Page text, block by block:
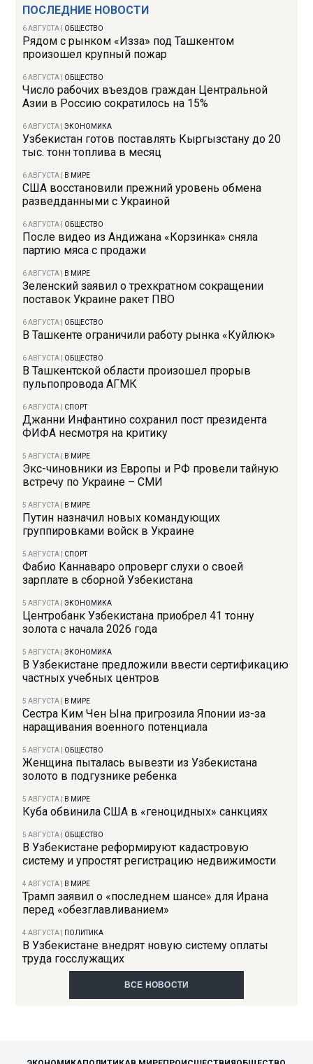
ПОСЛЕДНИЕ НОВОСТИ
6 АВГУСТА ОБЩЕСТВО
Рядом с рынком «Изза» под Ташкентом
произошел крупный пожар
6 АВГУСТА ОБЩЕСТВО
Число рабочих въездов граждан Центральной
Азии в Россию сократилось на 15%
6 АВГУСТА |ЭКОНОМИКА
Узбекистан готов поставлять Кыргызстану до 20
тыс. тонн топлива в месяц
6 АВГУСТА В МИРЕ
США восстановили прежний уровень обмена
разведданными с Украиной
6 АВГУСТА ОБЩЕСТВО
После видео из Андижана «Корзинка» сняла
партию мяса с продажи
6 АВГУСТА В МИРЕ
Зеленский заявил о трехкратном сокращении
поставок Украине ракет ПВО
6 АВГУСТА ОБЩЕСТВО
В Ташкенте ограничили работу рынка «Куйлюк»
6 АВГУСТА ОБЩЕСТВО
В Ташкентской области произошел прорыв
пульпопровода АГМК
6 АВГУСТА СПОРТ
Джанни Инфантино сохранил пост президента
ФИФА несмотря на критику
5 АВГУСТА В МИРЕ
Экс-чиновники из Европы и РФ провели тайную
встречу по Украине – СМИ
5 АВГУСТА В МИРЕ
Путин назначил новых командующих
группировками войск в Украине
5 АВГУСТА СПОРТ
Фабио Каннаваро опроверг слухи о своей
зарплате в сборной Узбекистана
5 АВГУСТА |ЭКОНОМИКА
Центробанк Узбекистана приобрел 41 тонну
золота с начала 2026 года
5 АВГУСТА |ЭКОНОМИКА
В Узбекистане предложили ввести сертификацию
частных учебных центров
5 АВГУСТА В МИРЕ
Сестра Ким Чен Ына пригрозила Японии из-за
наращивания военного потенциала
5 АВГУСТА ОБЩЕСТВО
Женщина пыталась вывезти из Узбекистана
золото в подгузнике ребенка
5 АВГУСТА В МИРЕ
Куба обвинила США в «геноцидных» санкциях
5 АВГУСТА ОБЩЕСТВО
В Узбекистане реформируют кадастровую
систему и упростят регистрацию недвижимости
4 АВГУСТА В МИРЕ
Трамп заявил о «последнем шансе» для Ирана
перед «обезглавливанием»
4 АВГУСТА ПОЛИТИКА
В Узбекистане внедрят новую систему оплаты
труда госслужащих
ВСЕ НОВОСТИ